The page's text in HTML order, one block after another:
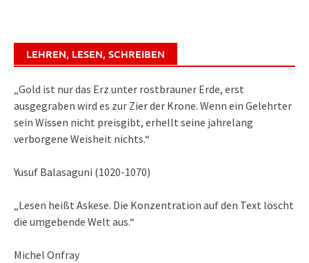
LEHREN, LESEN, SCHREIBEN
„Gold ist nur das Erz unter rostbrauner Erde, erst
ausgegraben wird es zur Zier der Krone. Wenn ein Gelehrter
sein Wissen nicht preisgibt, erhellt seine jahrelang
verborgene Weisheit nichts.“
Yusuf Balasaguni (1020-1070)
„Lesen heißt Askese. Die Konzentration auf den Text löscht
die umgebende Welt aus.“
Michel Onfray